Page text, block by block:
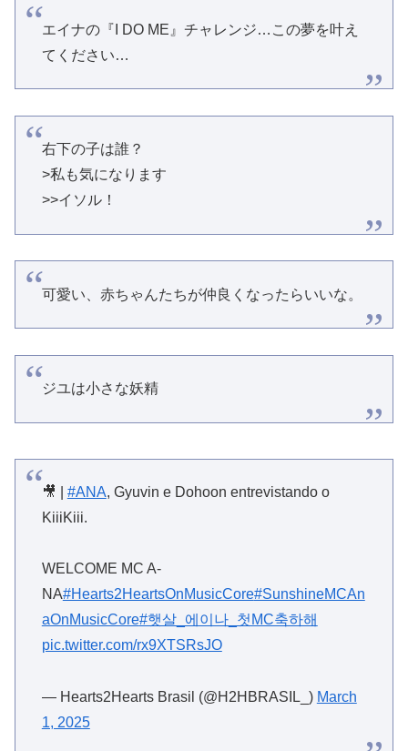
エイナの『I DO ME』チャレンジ…この夢を叶え
てください…
右下の子は誰？
>私も気になります
>>イソル！
可愛い、赤ちゃんたちが仲良くなったらいいな。
ジユは小さな妖精
🎥 | #ANA, Gyuvin e Dohoon entrevistando o
KiiiKiii.
WELCOME MC A-
NA#Hearts2HeartsOnMusicCore#SunshineMCAn
aOnMusicCore#햇살_에이나_첫MC축하해
pic.twitter.com/rx9XTSRsJO
— Hearts2Hearts Brasil (@H2HBRASIL_) March
1, 2025